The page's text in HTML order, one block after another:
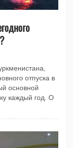
отпуска в
основной
каждый год. О